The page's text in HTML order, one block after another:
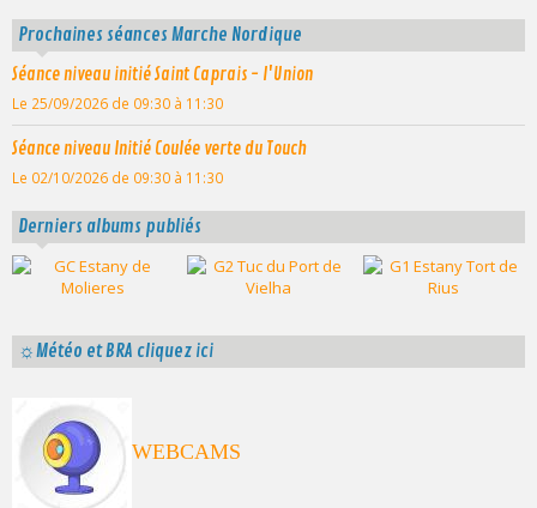
Prochaines séances Marche Nordique
Séance niveau initié Saint Caprais - l'Union
Le 25/09/2026 de 09:30 à 11:30
Séance niveau Initié Coulée verte du Touch
Le 02/10/2026 de 09:30 à 11:30
Derniers albums publiés
☼Météo et BRA cliquez ici
WEBCAMS